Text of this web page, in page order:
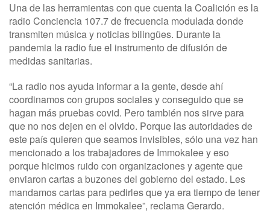
Una de las herramientas con que cuenta la Coalición es la
radio Conciencia 107.7 de frecuencia modulada donde
transmiten música y noticias bilingües. Durante la
pandemia la radio fue el instrumento de difusión de
medidas sanitarias.
“La radio nos ayuda informar a la gente, desde ahí
coordinamos con grupos sociales y conseguido que se
hagan más pruebas covid. Pero también nos sirve para
que no nos dejen en el olvido. Porque las autoridades de
este país quieren que seamos invisibles, sólo una vez han
mencionado a los trabajadores de Immokalee y eso
porque hicimos ruido con organizaciones y agente que
enviaron cartas a buzones del gobierno del estado. Les
mandamos cartas para pedirles que ya era tiempo de tener
atención médica en Immokalee”, reclama Gerardo.